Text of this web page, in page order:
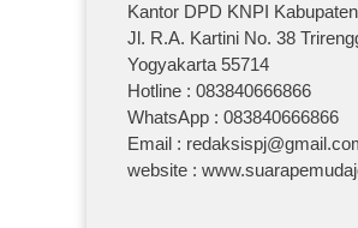
Kantor DPD KNPI
Jl. R.A. Kartini No. 38
Yogyakarta 55714
Hotline : 083840666866
WhatsApp : 083840666866
Email :
website :